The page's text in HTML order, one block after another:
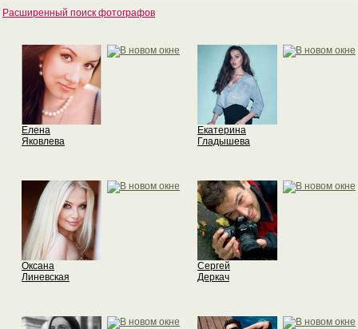
Расширенный поиск фотографов
Елена
Яковлева
Екатерина
Гладышева
Оксана
Линевская
Сергей
Деркач